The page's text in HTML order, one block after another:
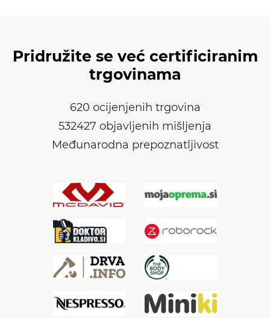
Pridružite se već certificiranim
trgovinama
620 ocijenjenih trgovina
532427 objavljenih mišljenja
Međunarodna prepoznatljivost